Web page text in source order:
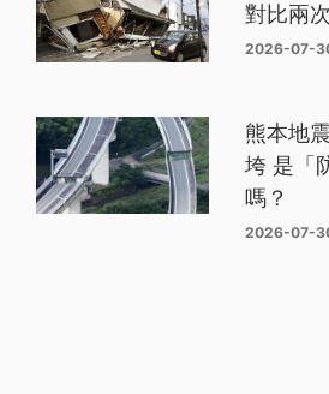
對比兩
2026-07-
熊本地
垮 是「
嗎？
2026-07-